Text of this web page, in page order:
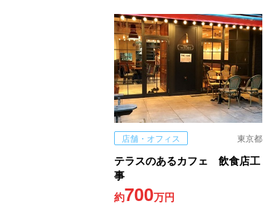
店舗・オフィス 東京都
テラスのあるカフェ 飲食店工
事
約700万円